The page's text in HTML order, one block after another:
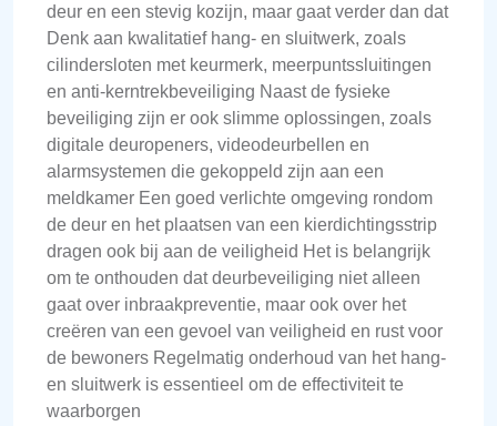
deur en een stevig kozijn, maar gaat verder dan dat
Denk aan kwalitatief hang- en sluitwerk, zoals
cilindersloten met keurmerk, meerpuntssluitingen
en anti-kerntrekbeveiliging Naast de fysieke
beveiliging zijn er ook slimme oplossingen, zoals
digitale deuropeners, videodeurbellen en
alarmsystemen die gekoppeld zijn aan een
meldkamer Een goed verlichte omgeving rondom
de deur en het plaatsen van een kierdichtingsstrip
dragen ook bij aan de veiligheid Het is belangrijk
om te onthouden dat deurbeveiliging niet alleen
gaat over inbraakpreventie, maar ook over het
creëren van een gevoel van veiligheid en rust voor
de bewoners Regelmatig onderhoud van het hang-
en sluitwerk is essentieel om de effectiviteit te
waarborgen